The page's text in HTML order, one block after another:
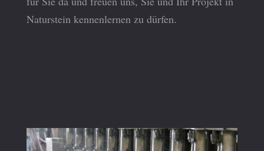
Naturstein kennenlernen zu dürfen.